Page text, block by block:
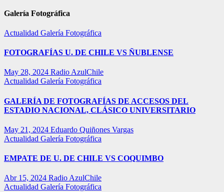
Galería Fotográfica
Actualidad Galería Fotográfica
FOTOGRAFÍAS U. DE CHILE VS ÑUBLENSE
May 28, 2024 Radio AzulChile
Actualidad Galería Fotográfica
GALERÍA DE FOTOGRAFÍAS DE ACCESOS DEL
ESTADIO NACIONAL, CLÁSICO UNIVERSITARIO
May 21, 2024 Eduardo Quiñones Vargas
Actualidad Galería Fotográfica
EMPATE DE U. DE CHILE VS COQUIMBO
Abr 15, 2024 Radio AzulChile
Actualidad Galería Fotográfica